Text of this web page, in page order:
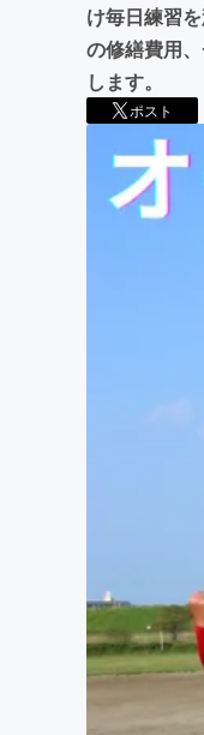
け毎日練習
の修繕費用
します。
ポスト